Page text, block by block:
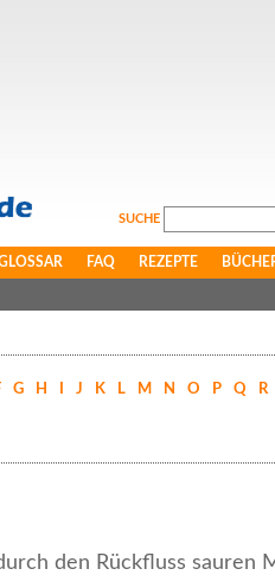
SUCHE
FAQ REZEPTE
G H J K L M N O P Q R
den Rückfluss sauren